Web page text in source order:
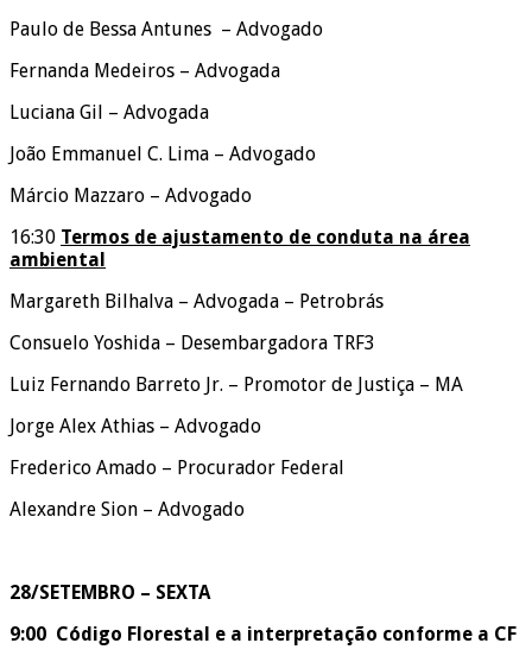
Paulo de Bessa Antunes – Advogado
Fernanda Medeiros – Advogada
Luciana Gil – Advogada
João Emmanuel C. Lima – Advogado
Márcio Mazzaro – Advogado
16:30 Termos de ajustamento de conduta na área
ambiental
Margareth Bilhalva – Advogada – Petrobrás
Consuelo Yoshida – Desembargadora TRF3
Luiz Fernando Barreto Jr. – Promotor de Justiça – MA
Jorge Alex Athias – Advogado
Frederico Amado – Procurador Federal
Alexandre Sion – Advogado
28/SETEMBRO – SEXTA
9:00 Código Florestal e a interpretação conforme a CF